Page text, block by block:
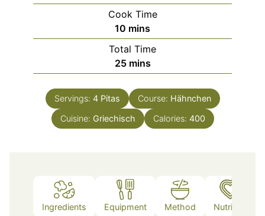
Cook Time
10 minutes
mins
Total Time
25minutes
mins
Servings: 4 Pitas Course: Hähnchen
Cuisine: Griechisch Calories: 400
Ingredients Equipment Method Nutrition